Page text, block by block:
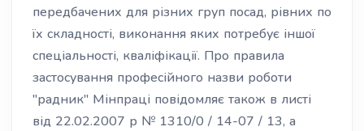
передбачених для різних груп посад, рівних по
їх складності, виконання яких потребує іншої
спеціальності, кваліфікації. Про правила
застосування професійного назви роботи
"радник" Мінпраці повідомляє також в листі
від 22.02.2007 р № 1310/0 / 14-07 / 13, а